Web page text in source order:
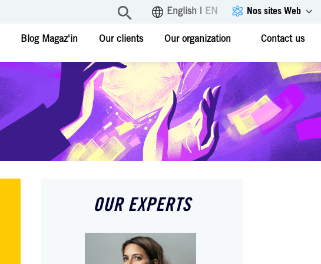
English EN Nos sites Web
Blog Magaz'in Our clients Our organization Contact us
OUR EXPERTS